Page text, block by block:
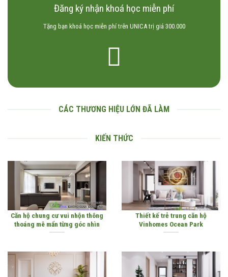
Đăng ký nhận khoá học miễn phí
Tặng bạn khoá học miễn phí trên UNICA trị giá 300.000
CÁC THƯƠNG HIỆU LỚN ĐÃ LÀM
KIẾN THỨC
Căn hộ chung cư vui nhộn thông
thoáng mê mẩn từng góc nhìn
Thiết kế trẻ trung căn hộ
Vinhomes Ocean Park